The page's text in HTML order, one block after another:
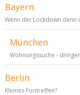
Bayern
München
Wohnungssuche -
Berlin
Kleines Foritreffen?